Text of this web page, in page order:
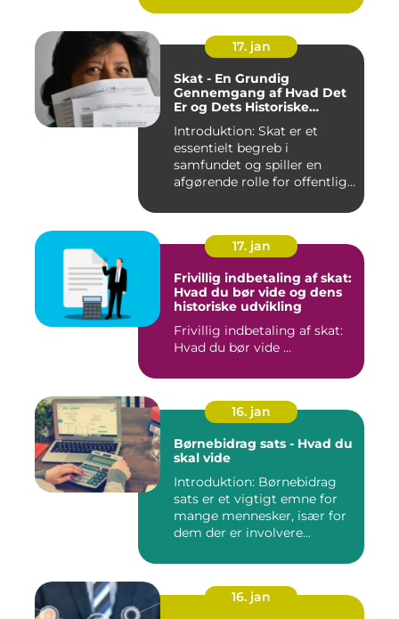
17. jan
Skat - En Grundig
Gennemgang af Hvad Det
Er og Dets Historiske
Introduktion: Skat er et
essentielt begreb i
samfundet og spiller en
afgørende rolle for offentlige
17. jan
Frivillig indbetaling af skat:
Hvad du bør vide og dens
historiske udvikling
Frivillig indbetaling af skat:
Hvad du bør vide ...
16. jan
Børnebidrag sats - Hvad du
skal vide
Introduktion: Børnebidrag
sats er et vigtigt emne for
mange mennesker, især for
dem der er involvere...
16. jan